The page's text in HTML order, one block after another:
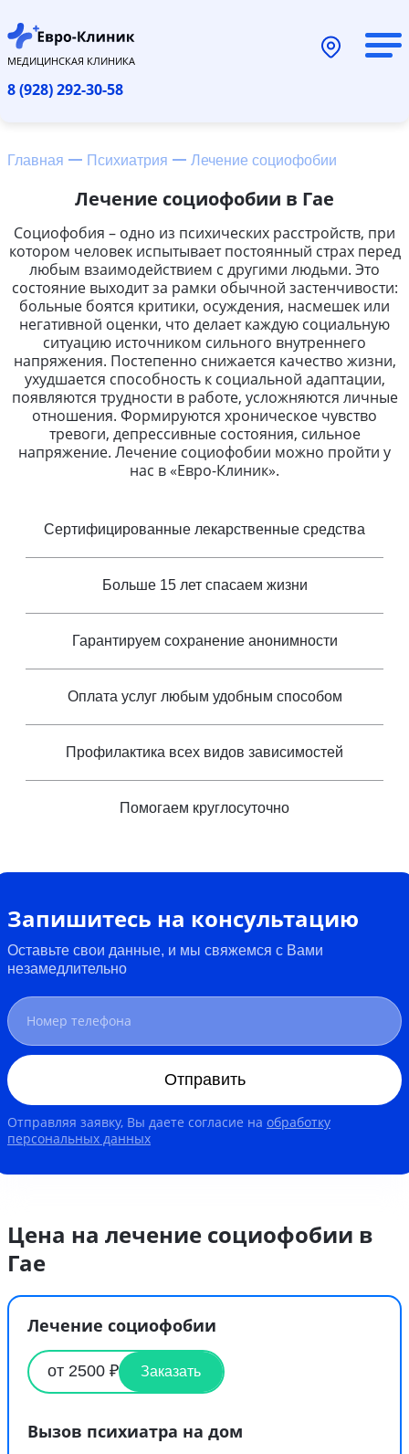
МЕДИЦИНСКАЯ КЛИНИКА
8 (928) 292-30-58
Главная Психиатрия Лечение социофобии
Лечение социофобии в Гае
Социофобия – одно из психических расстройств, при
котором человек испытывает постоянный страх перед
любым взаимодействием с другими людьми. Это
состояние выходит за рамки обычной застенчивости:
больные боятся критики, осуждения, насмешек или
негативной оценки, что делает каждую социальную
ситуацию источником сильного внутреннего
напряжения. Постепенно снижается качество жизни,
ухудшается способность к социальной адаптации,
появляются трудности в работе, усложняются личные
отношения. Формируются хроническое чувство
тревоги, депрессивные состояния, сильное
напряжение. Лечение социофобии можно пройти у
нас в «Евро-Клиник».
Сертифицированные лекарственные средства
Больше 15 лет спасаем жизни
Гарантируем сохранение анонимности
Оплата услуг любым удобным способом
Профилактика всех видов зависимостей
Помогаем круглосуточно
Запишитесь на консультацию
Оставьте свои данные, и мы свяжемся с Вами
незамедлительно
Отправить
Отправляя заявку, Вы даете согласие на обработку
персональных данных
Цена на лечение социофобии в
Гае
Лечение социофобии
от 2500 ₽ Заказать
Вызов психиатра на дом